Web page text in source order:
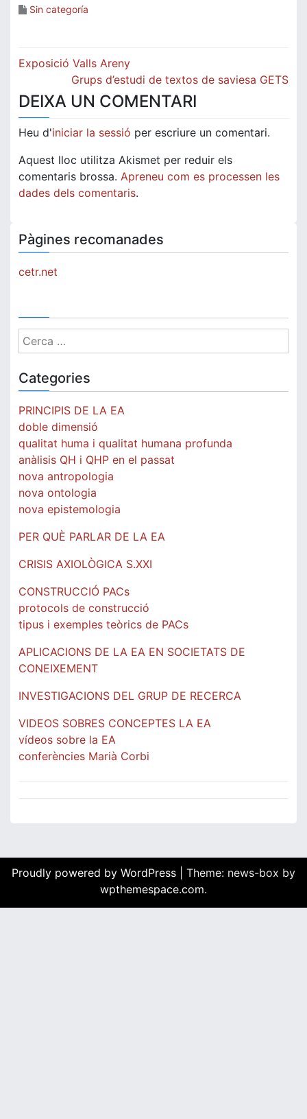
Sin categoría
Navegació
d'entrades
Exposició Valls Areny
Grups d’estudi de textos de saviesa GETS
DEIXA UN COMENTARI
Heu d'iniciar la sessió per escriure un comentari.
Aquest lloc utilitza Akismet per reduir els
comentaris brossa. Apreneu com es processen les
dades dels comentaris.
Pàgines recomanades
cetr.net
Cerca:
Categories
PRINCIPIS DE LA EA
doble dimensió
qualitat huma i qualitat humana profunda
anàlisis QH i QHP en el passat
nova antropologia
nova ontologia
nova epistemologia
PER QUÈ PARLAR DE LA EA
CRISIS AXIOLÒGICA S.XXI
CONSTRUCCIÓ PACs
protocols de construcció
tipus i exemples teòrics de PACs
APLICACIONS DE LA EA EN SOCIETATS DE
CONEIXEMENT
INVESTIGACIONS DEL GRUP DE RECERCA
VIDEOS SOBRES CONCEPTES LA EA
vídeos sobre la EA
conferències Marià Corbi
Proudly powered by WordPress
Theme: news-box by
wpthemespace.com.